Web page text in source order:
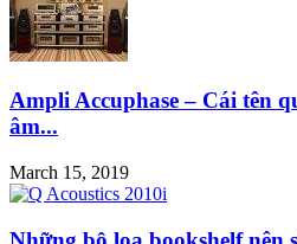
Ampli Accuphase – Cái tên
âm...
March 15, 2019